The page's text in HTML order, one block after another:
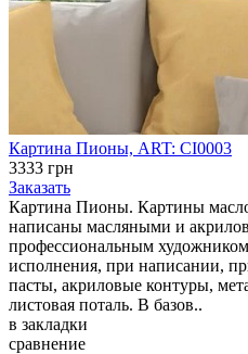
Картина Пионы, ART: CI0003
3333 грн
Заказать
Картина Пионы. Картины
написаны масляными и
профессиональным
исполнения, при написании,
пасты, акриловые контуры,
листовая поталь. В базов..
в закладки
сравнение